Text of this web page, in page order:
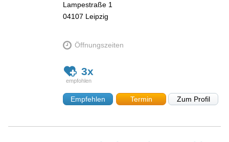
Lampestraße 1
04107 Leipzig
Öffnungszeiten
3x
Empfehlen Termin Zum Profil